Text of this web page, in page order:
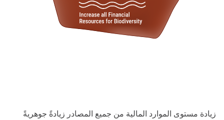
زيادة مستوى الموارد المالية من جميع المصادر زيادةً جوهريةً